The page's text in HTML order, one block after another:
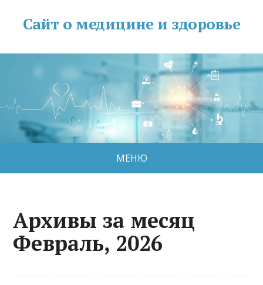
Сайт о медицине и здоровье
МЕНЮ
Архивы за месяц
Февраль, 2026